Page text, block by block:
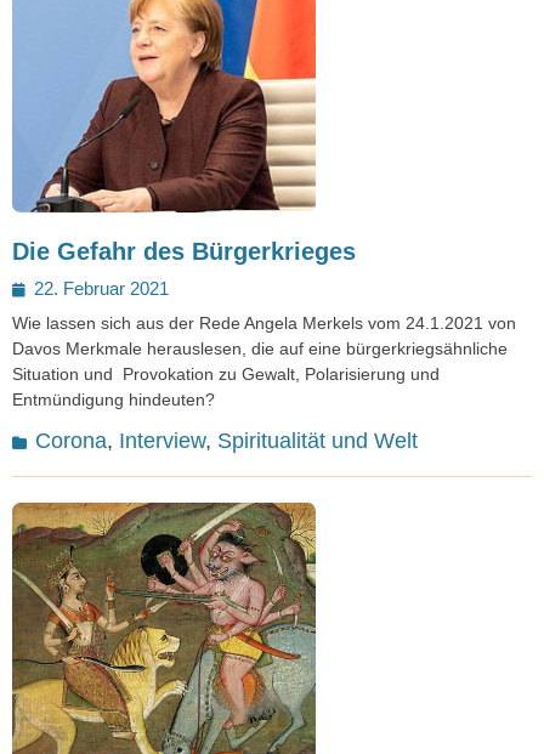
Die Gefahr des Bürgerkrieges
Posted
on
22. Februar 2021
Wie lassen sich aus der Rede Angela Merkels vom 24.1.2021 von
Davos Merkmale herauslesen, die auf eine bürgerkriegsähnliche
Situation und Provokation zu Gewalt, Polarisierung und
Entmündigung hindeuten?
Kategorien
Corona, Interview, Spiritualität und Welt